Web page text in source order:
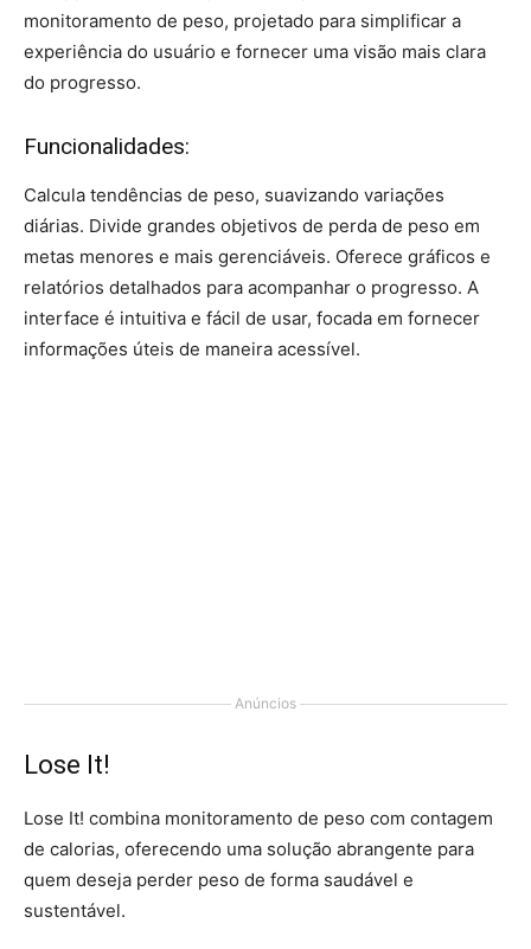
monitoramento de peso, projetado para simplificar a
experiência do usuário e fornecer uma visão mais clara
do progresso.
Funcionalidades:
Calcula tendências de peso, suavizando variações
diárias. Divide grandes objetivos de perda de peso em
metas menores e mais gerenciáveis. Oferece gráficos e
relatórios detalhados para acompanhar o progresso. A
interface é intuitiva e fácil de usar, focada em fornecer
informações úteis de maneira acessível.
Anúncios
Lose It!
Lose It! combina monitoramento de peso com contagem
de calorias, oferecendo uma solução abrangente para
quem deseja perder peso de forma saudável e
sustentável.